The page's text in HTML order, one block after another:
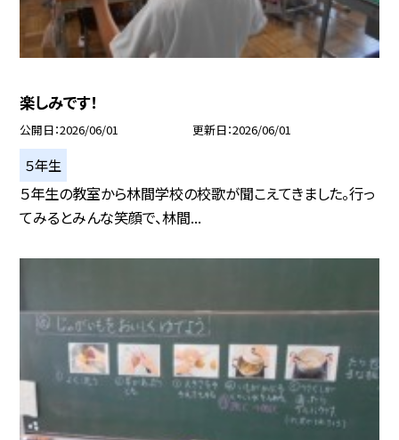
楽しみです！
公開日 2026/06/01 更新日 2026/06/01
５年生
５年生の教室から林間学校の校歌が聞こえてきました。行っ
てみるとみんな笑顔で、林間...